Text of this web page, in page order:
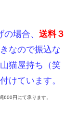
場合、 送料３
なので振込な
猫屋持ち（笑
けています。
円にて承ります。